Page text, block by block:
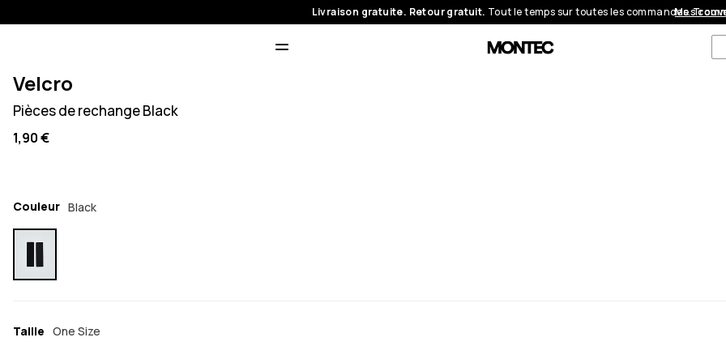
Livraison gratuite. Retour gratuit. Tout le temps sur toutes les commandes.
Mes
Velcro
Pièces de rechange Black
1,90 €
Couleur Black
Taille One Size